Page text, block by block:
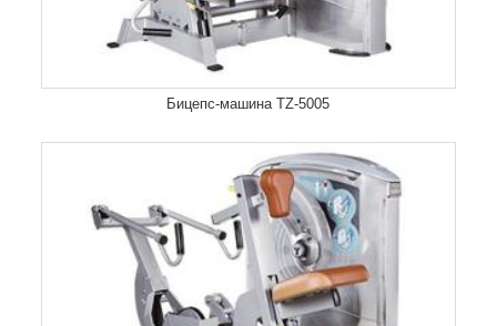
Бицепс-машина TZ-5005